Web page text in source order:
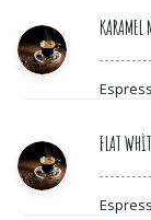
FLAT